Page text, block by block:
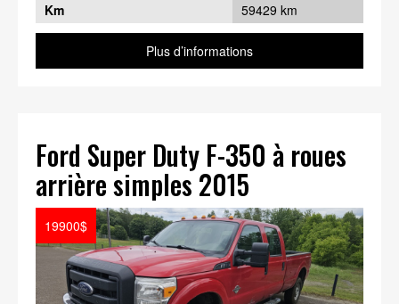
Km
59429 km
Plus d’informations
Ford Super Duty F-350 à roues
arrière simples 2015
19900$